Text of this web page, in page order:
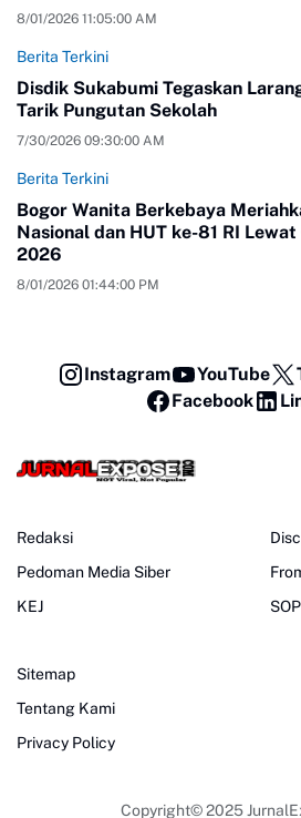
8/01/2026 11:05:00 AM
Berita Terkini
Disdik Sukabumi Tegaskan
Tarik Pungutan Sekolah
7/30/2026 09:30:00 AM
Berita Terkini
Bogor Wanita Berkebaya
Nasional dan HUT ke-81 RI
2026
8/01/2026 01:44:00 PM
Instagram YouTube
Facebook
Redaksi
Pedoman Media Siber
KEJ
Sitemap
Tentang Kami
Privacy Policy
Copyright© 2025